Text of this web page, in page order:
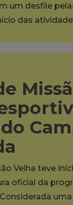
um desfile
das
Velha teve
oficial da